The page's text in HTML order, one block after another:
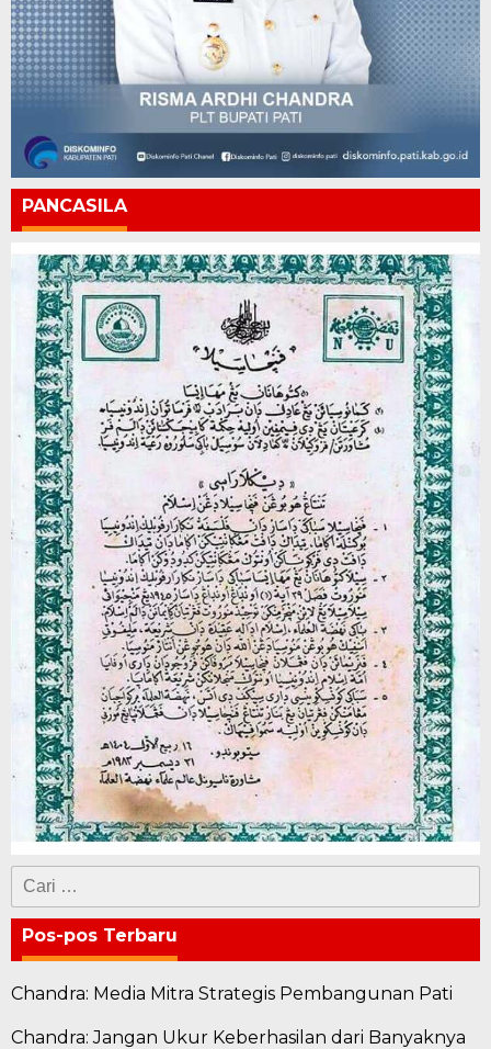
PANCASILA
Cari
untuk:
Pos-pos Terbaru
Chandra: Media Mitra Strategis Pembangunan Pati
Chandra: Jangan Ukur Keberhasilan dari Banyaknya